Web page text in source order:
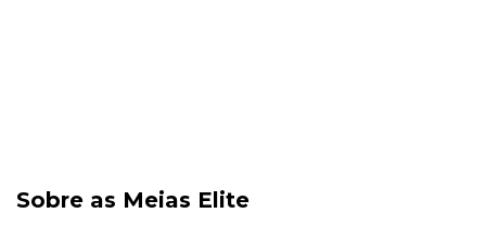
Sobre as Meias Elite